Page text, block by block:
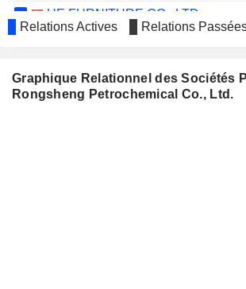
UE FURNITURE CO., LTD.
Relations Actives Relations
Graphique Relationnel des Sociétés
Rongsheng Petrochemical Co., Ltd.